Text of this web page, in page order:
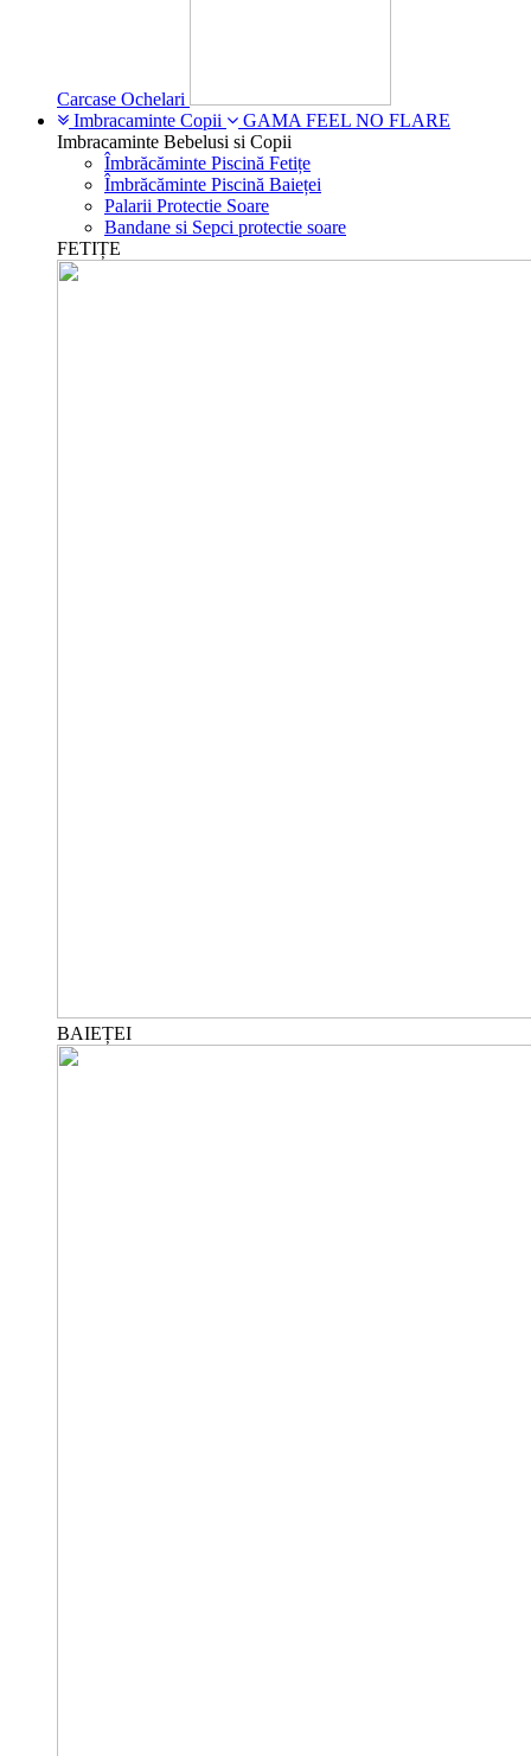
Carcase Ochelari
Imbracaminte Copii
GAMA FEEL NO FLARE
Imbracaminte Bebelusi si Copii
Îmbrăcăminte Piscină Fetițe
Îmbrăcăminte Piscină Baieței
Palarii Protectie Soare
Bandane si Sepci protectie soare
FETIȚE
BAIEȚEI